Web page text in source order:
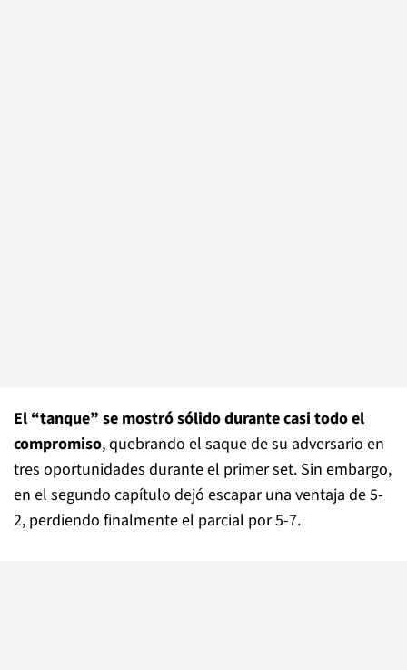
El “tanque” se mostró sólido durante casi todo el
compromiso, quebrando el saque de su adversario en
tres oportunidades durante el primer set. Sin embargo,
en el segundo capítulo dejó escapar una ventaja de 5-
2, perdiendo finalmente el parcial por 5-7.